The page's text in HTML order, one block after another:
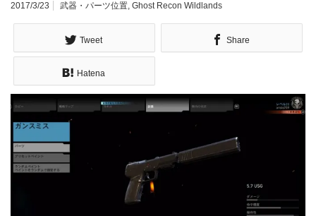
2017/3/23 武器・パーツ位置, Ghost Recon Wildlands
Tweet Share
Hatena